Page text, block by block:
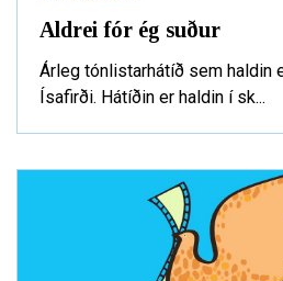
Aldrei fór ég suður
Árleg tónlistarhátíð sem haldin
Ísafirði. Hátíðin er haldin í sk...